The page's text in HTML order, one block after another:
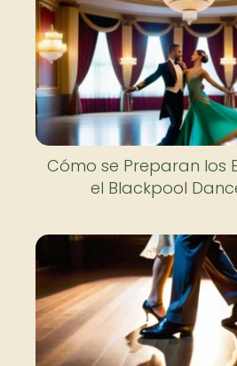
Cómo se Preparan los
el Blackpool